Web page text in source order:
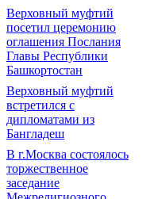
Верховный муфтий
посетил церемонию
оглашения Послания
Главы Республики
Башкортостан
Верховный муфтий
встретился с
дипломатами из
Бангладеш
В г.Москва состоялось
торжественное
заседание